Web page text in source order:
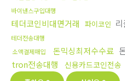
바이낸스구입대행
테더코인비대면거래 파이코인
테더전송대행
소액결제매입
돈믹싱최저수수료
tron전송대행
신용카드코인전송